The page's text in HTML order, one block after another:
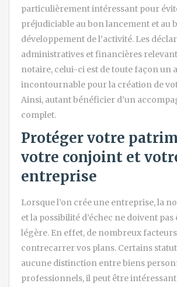
particulièrement intéressant pour
préjudiciable au bon lancement et au
développement de l’activité. Les
administratives et financières
notaire, celui-ci est de toute façon un
incontournable pour la création de
Ainsi, autant bénéficier d’un
complet.
Protéger votre
votre conjoint et
entreprise
Lorsque l’on crée une entreprise, la
et la possibilité d’échec ne doivent pas
légère. En effet, de nombreux
contrecarrer vos plans. Certains
aucune distinction entre biens
professionnels, il peut être